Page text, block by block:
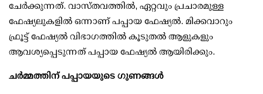
ചേര്‍ക്കുന്നത്. വാസ്തവത്തില്‍, ഏറ്റവും പ്രചാരമുള്ള
ഫേഷ്യലുകളില്‍ ഒന്നാണ് പപ്പായ ഫേഷ്യല്‍. മിക്കവാറും
ഫ്രൂട്ട് ഫേഷ്യല്‍ വിഭാഗത്തില്‍ കൂടുതല്‍ ആളുകളും
ആവശ്യപ്പെടുന്നത് പപ്പായ ഫേഷ്യല്‍ ആയിരിക്കും.
ചര്‍മ്മത്തിന് പപ്പായയുടെ ഗുണങ്ങള്‍